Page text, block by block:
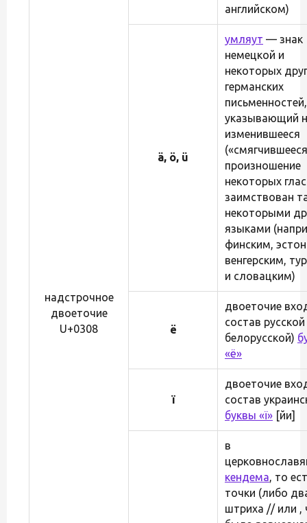
надстрочное
двоеточие
U+0308
английском)
ä, ö, ü
умляут — знак
немецкой и
некоторых
германских
письменностей,
указывающий
изменившееся
произношение
некоторых
заимствован
некоторыми
языками
финским,
венгерским,
и словацким)
ё
двоеточие
состав
белорусской)
«ё»
ї
двоеточие
состав
буквы «ї» [йи]
в
кендема, то
точки (либо
штриха // или ,